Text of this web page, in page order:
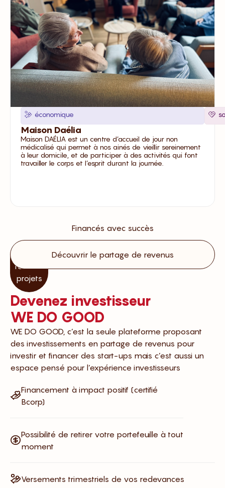
Financés avec succès
économique
Maison Daélia
Maison DAÉLIA est un centre d’accueil de jour non
médicalisé qui permet à nos ainés de vieillir sereinement
à leur domicile, et de participer à des activités qui font
travailler le corps et l’esprit durant la journée.
Découvrir
tous les
projets
Découvrir le partage de revenus
Devenez investisseur
WE DO GOOD
WE DO GOOD, c’est la seule plateforme proposant
des investissements en partage de revenus pour
investir et financer des start-ups mais c’est aussi un
espace pensé pour l’expérience investisseurs
Financement à impact positif (certifié
Bcorp)
Possibilité de retirer votre portefeuille à tout
moment
Versements trimestriels de vos redevances